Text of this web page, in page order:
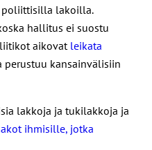
lakoilla.
hallitus ei suostu
aikovat leikata
perustuu kansainvälisiin
lakkoja ja tukilakkoja ja
ihmisille, jotka